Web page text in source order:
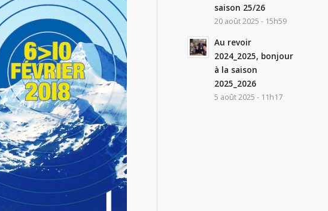
saison 25/26
20 août 2025 - 15h59
Au revoir
2024_2025, bonjour
à la saison
2025_2026
5 août 2025 - 11h17